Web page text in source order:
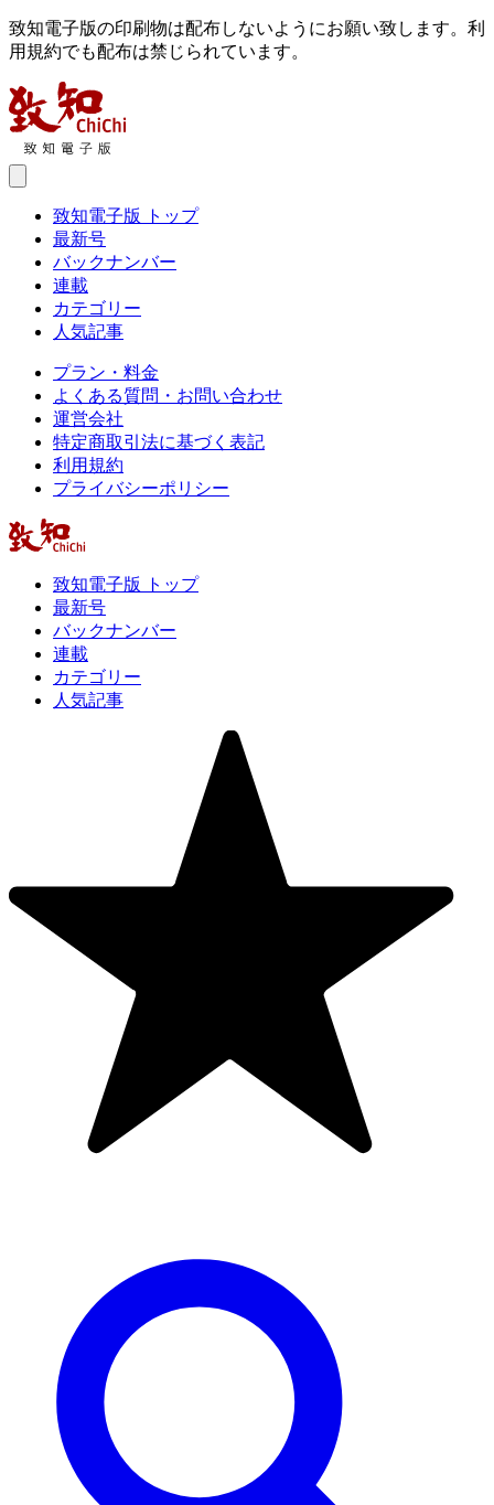
致知電子版の印刷物は配布しないようにお願い致します。利
用規約でも配布は禁じられています。
致知電子版 トップ
最新号
バックナンバー
連載
カテゴリー
人気記事
プラン・料金
よくある質問・お問い合わせ
運営会社
特定商取引法に基づく表記
利用規約
プライバシーポリシー
致知電子版 トップ
最新号
バックナンバー
連載
カテゴリー
人気記事